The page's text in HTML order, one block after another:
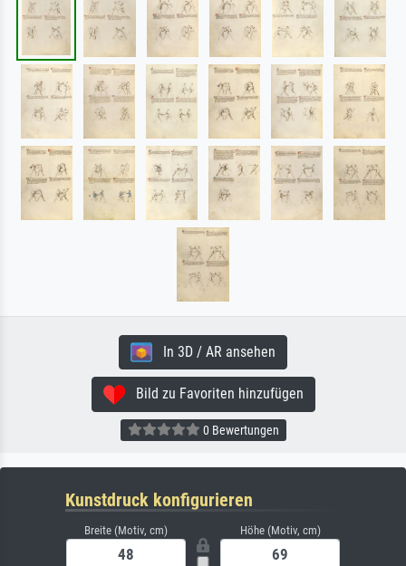
In 3D / AR ansehen
Bild zu Favoriten hinzufügen
0 Bewertungen
Kunstdruck konfigurieren
Breite (Motiv, cm) Höhe (Motiv, cm)